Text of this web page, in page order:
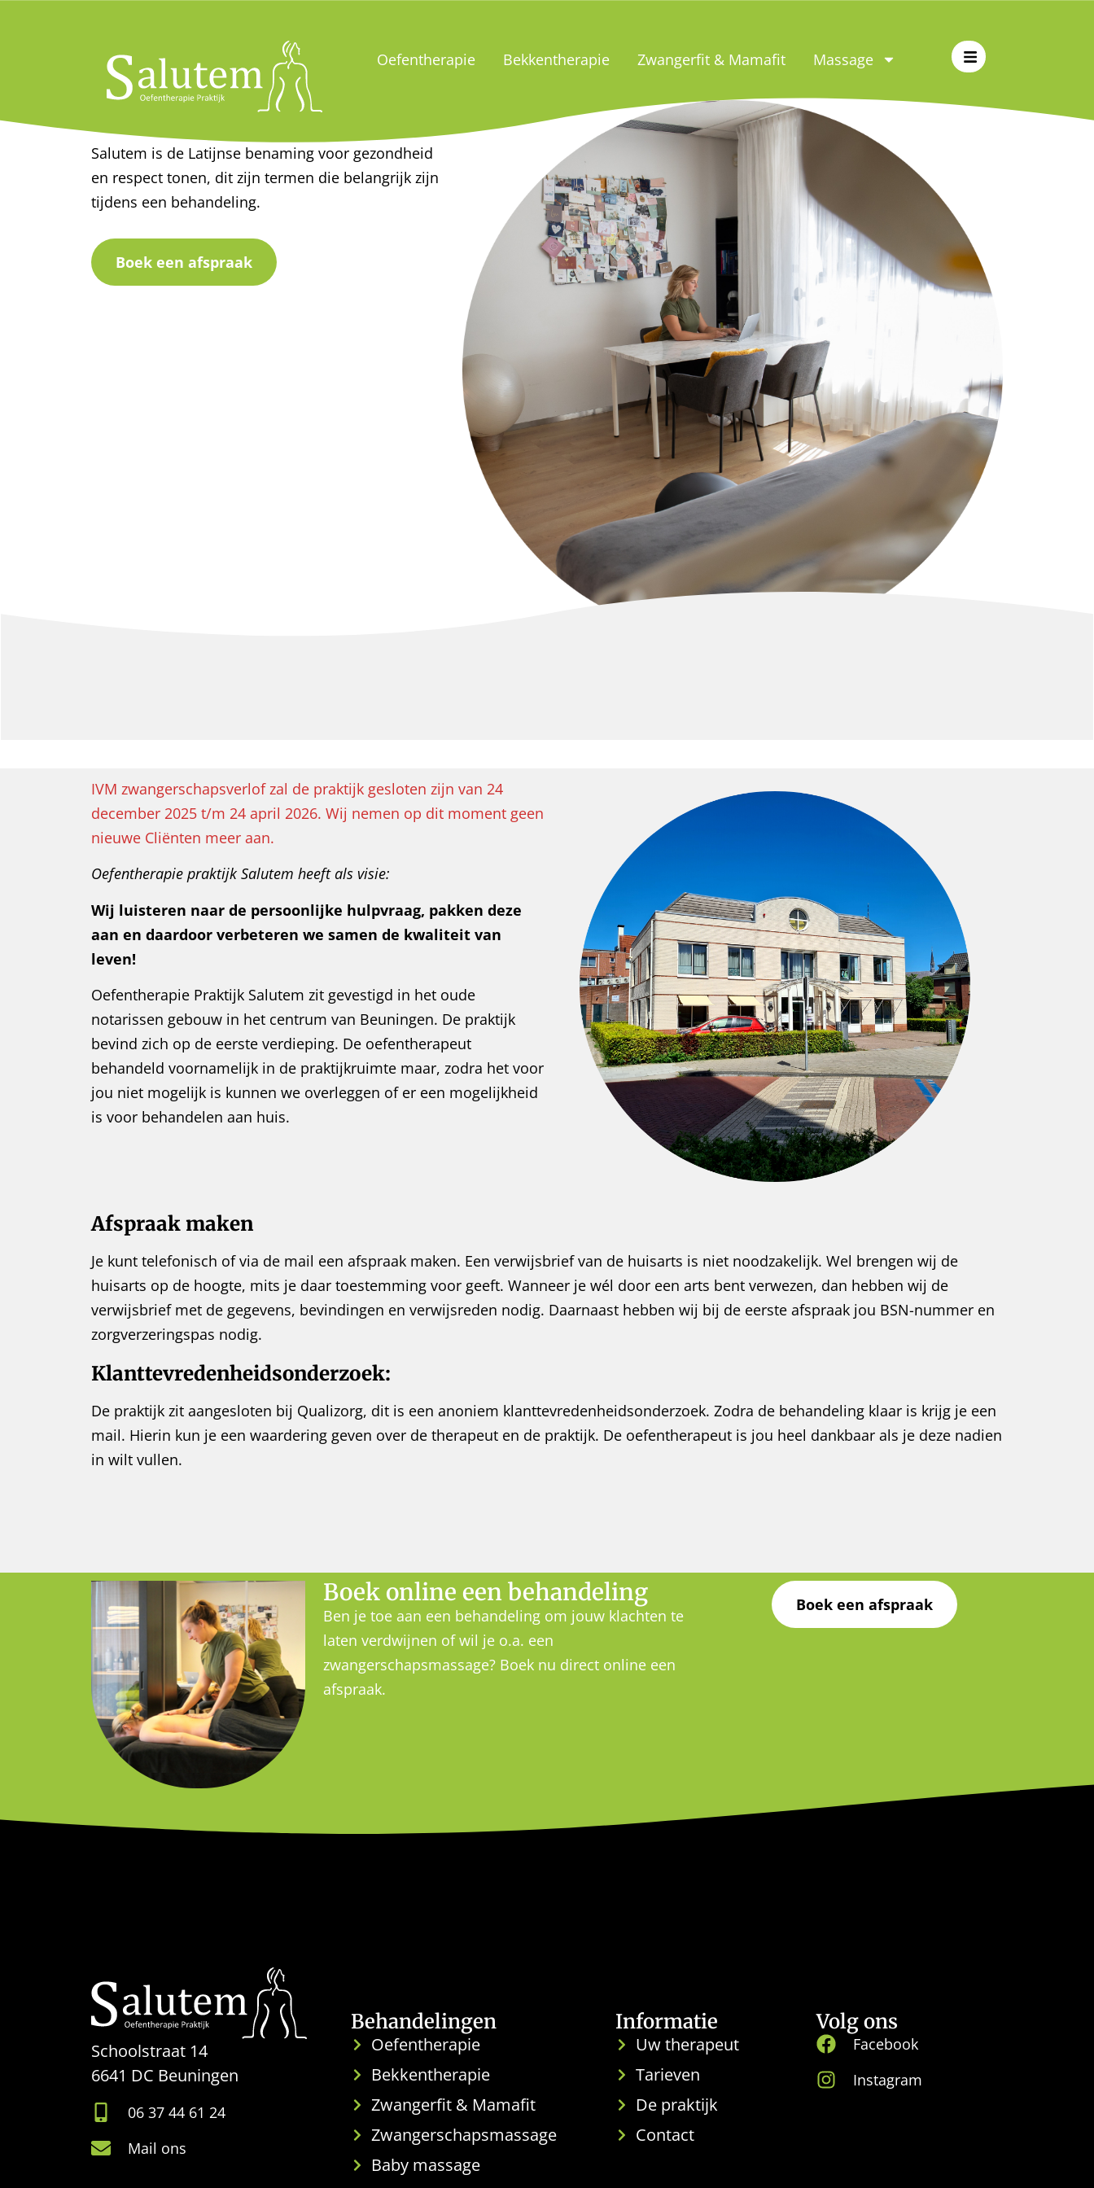
Oefentherapie Bekkentherapie Zwangerfit & Mamafit Massage
Salutem is de Latijnse benaming voor gezondheid
en respect tonen, dit zijn termen die belangrijk zijn
tijdens een behandeling.
Boek een afspraak
IVM zwangerschapsverlof zal de praktijk gesloten zijn van 24
december 2025 t/m 24 april 2026. Wij nemen op dit moment geen
nieuwe Cliënten meer aan.
Oefentherapie praktijk Salutem heeft als visie:
Wij luisteren naar de persoonlijke hulpvraag, pakken deze
aan en daardoor verbeteren we samen de kwaliteit van
leven!
Oefentherapie Praktijk Salutem zit gevestigd in het oude
notarissen gebouw in het centrum van Beuningen. De praktijk
bevind zich op de eerste verdieping. De oefentherapeut
behandeld voornamelijk in de praktijkruimte maar, zodra het voor
jou niet mogelijk is kunnen we overleggen of er een mogelijkheid
is voor behandelen aan huis.
Afspraak maken
Je kunt telefonisch of via de mail een afspraak maken. Een verwijsbrief van de huisarts is niet noodzakelijk. Wel brengen wij de
huisarts op de hoogte, mits je daar toestemming voor geeft. Wanneer je wél door een arts bent verwezen, dan hebben wij de
verwijsbrief met de gegevens, bevindingen en verwijsreden nodig. Daarnaast hebben wij bij de eerste afspraak jou BSN-nummer en
zorgverzeringspas nodig.
Klanttevredenheidsonderzoek:
De praktijk zit aangesloten bij Qualizorg, dit is een anoniem klanttevredenheidsonderzoek. Zodra de behandeling klaar is krijg je een
mail. Hierin kun je een waardering geven over de therapeut en de praktijk. De oefentherapeut is jou heel dankbaar als je deze nadien
in wilt vullen.
Boek online een behandeling
Ben je toe aan een behandeling om jouw klachten te
laten verdwijnen of wil je o.a. een
zwangerschapsmassage? Boek nu direct online een
afspraak.
Boek een afspraak
Schoolstraat 14
6641 DC Beuningen
06 37 44 61 24
Mail ons
Behandelingen
Oefentherapie
Bekkentherapie
Zwangerfit & Mamafit
Zwangerschapsmassage
Baby massage
Informatie
Uw therapeut
Tarieven
De praktijk
Contact
Volg ons
Facebook
Instagram